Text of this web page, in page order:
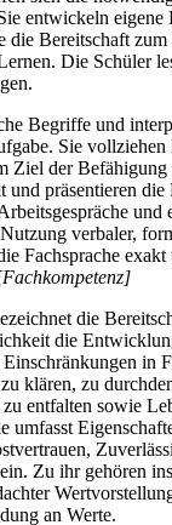
entwickeln eigene
die Bereitschaft zum
Die Schüler
Begriffe und
Sie
Ziel der
präsentieren die
und
verbaler,
Fachsprache exakt
die
die
in
klären, zu
entfalten sowie
umfasst
Zu ihr gehören
an Werte.